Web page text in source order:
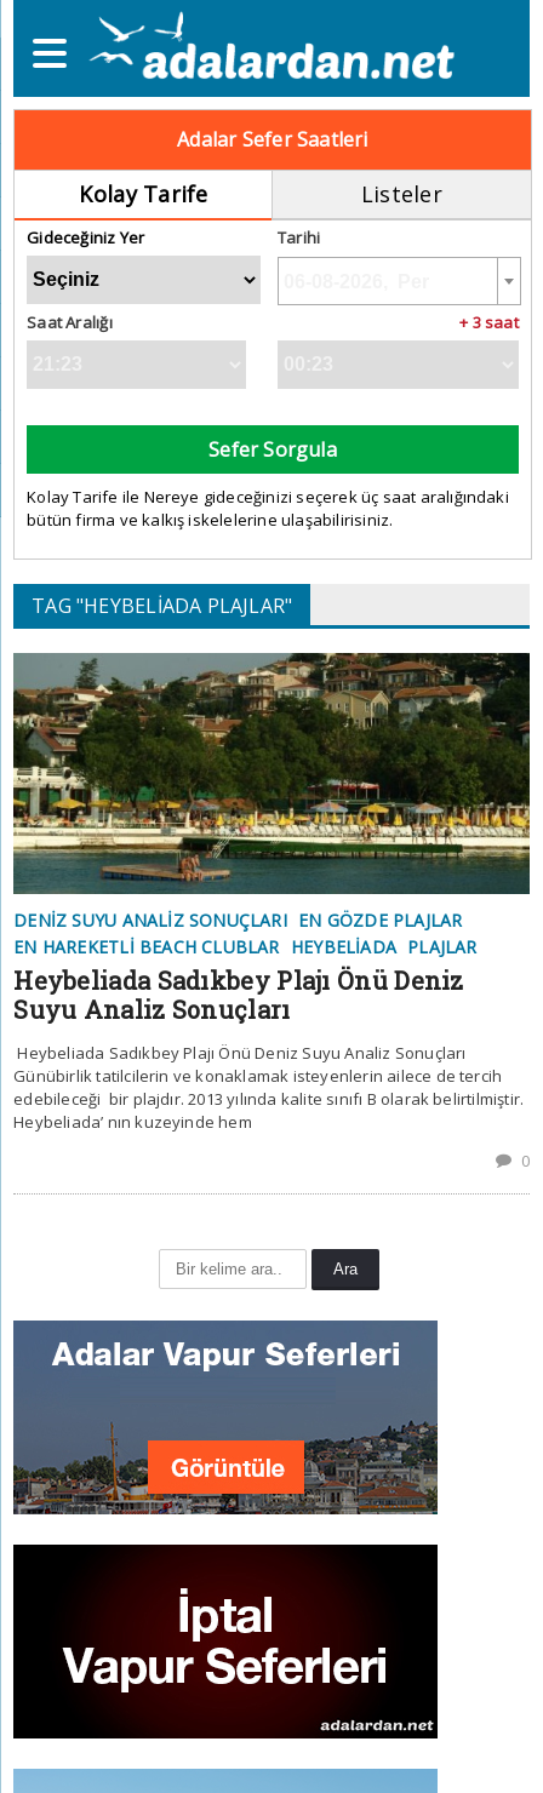
Adalar Sefer Saatleri
Kolay Tarife Listeler
Gideceğiniz Yer Tarihi
Saat Aralığı + 3 saat
Sefer Sorgula
Kolay Tarife ile Nereye gideceğinizi seçerek üç saat aralığındaki
bütün firma ve kalkış iskelelerine ulaşabilirisiniz.
TAG "HEYBELIADA PLAJLAR"
DENIZ SUYU ANALIZ SONUÇLARI EN GÖZDE PLAJLAR
EN HAREKETLI BEACH CLUBLAR HEYBELIADA PLAJLAR
Heybeliada Sadıkbey Plajı Önü Deniz
Suyu Analiz Sonuçları
Heybeliada Sadıkbey Plajı Önü Deniz Suyu Analiz Sonuçları
Günübirlik tatilcilerin ve konaklamak isteyenlerin ailece de tercih
edebileceği bir plajdır. 2013 yılında kalite sınıfı B olarak belirtilmiştir.
Heybeliada’ nın kuzeyinde hem
0